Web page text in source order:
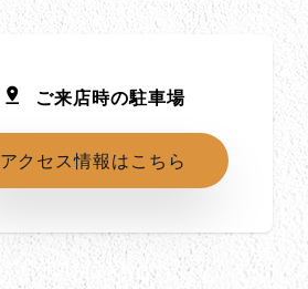
ご来店時の駐車場
アクセス情報はこちら